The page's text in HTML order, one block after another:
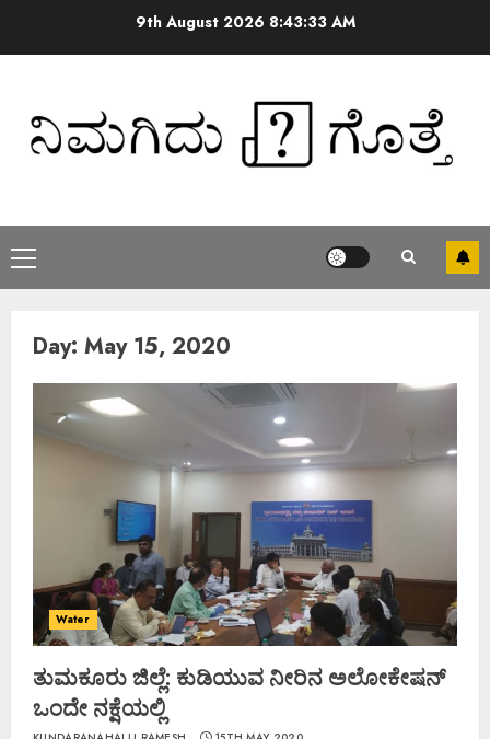
9th August 2026 8:43:33 AM
Day: May 15, 2020
Water
ತುಮಕೂರು ಜಿಲ್ಲೆ: ಕುಡಿಯುವ ನೀರಿನ ಅಲೋಕೇಷನ್
ಒಂದೇ ನಕ್ಷೆಯಲ್ಲಿ